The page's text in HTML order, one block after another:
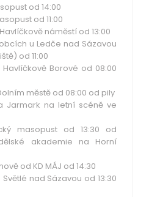
od 14:00
od 11:00
náměstí od 13:00
u Ledče nad Sázavou
od 11:00
Borové od 08:00
městě od 08:00 od pily
Jarmark na letní scéně ve
masopust od 13:30 od
akademie na Horní
od KD MÁJ od 14:30
nad Sázavou od 13:30